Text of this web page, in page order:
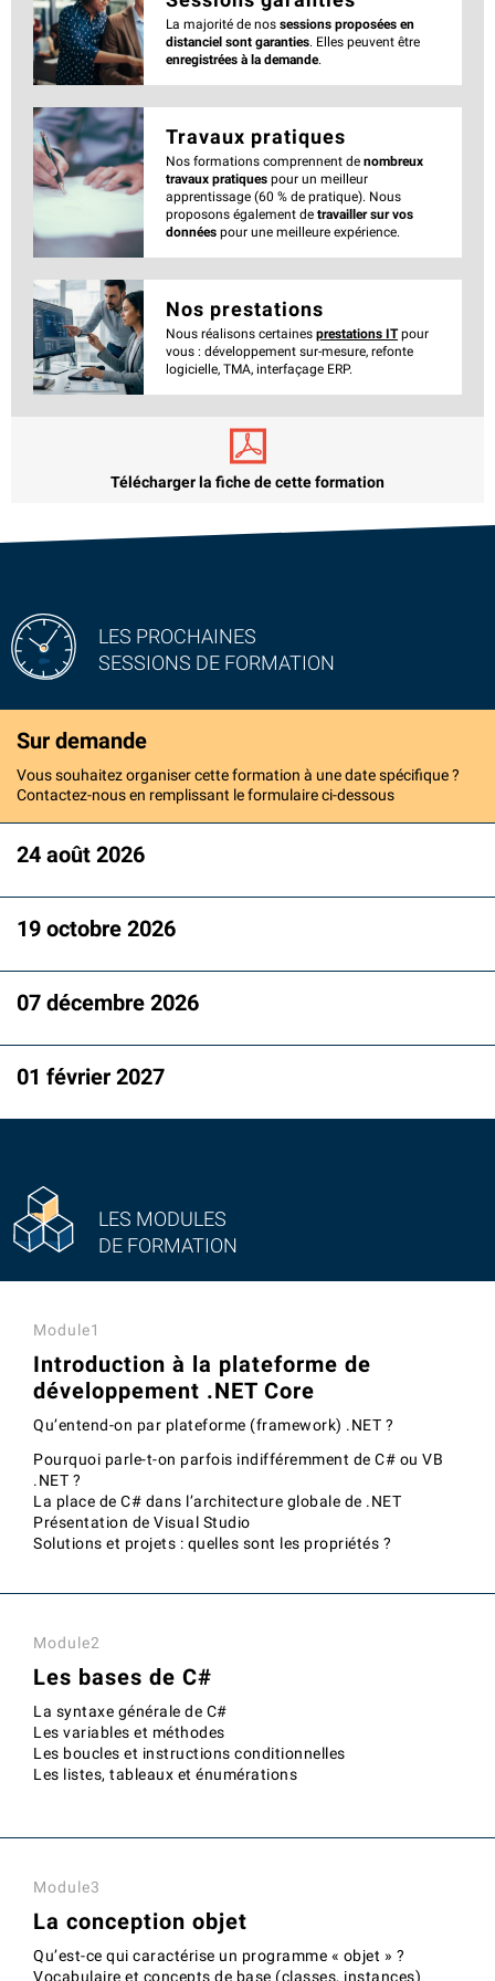
La majorité de nos sessions proposées en
distanciel sont garanties. Elles peuvent être
enregistrées à la demande.
Travaux pratiques
Nos formations comprennent de nombreux
travaux pratiques pour un meilleur
apprentissage (60 % de pratique). Nous
proposons également de travailler sur vos
données pour une meilleure expérience.
Nos prestations
Nous réalisons certaines prestations ITpour
vous : développement sur-mesure, refonte
logicielle, TMA, interfaçage ERP.
Télécharger la fiche de cette formation
LES MODULES
DE FORMATION
Module1
Introduction à la plateforme de
développement .NET Core
Qu’entend-on par plateforme (framework) .NET ?
Pourquoi parle-t-on parfois indifféremment de C# ou VB
.NET ?
La place de C# dans l’architecture globale de .NET
Présentation de Visual Studio
Solutions et projets : quelles sont les propriétés ?
Module2
Les bases de C#
La syntaxe générale de C#
Les variables et méthodes
Les boucles et instructions conditionnelles
Les listes, tableaux et énumérations
Module3
La conception objet
Qu’est-ce qui caractérise un programme « objet » ?
Vocabulaire et concepts de base (classes, instances)
LES PROCHAINES
SESSIONS DE FORMATION
Sur demande
Vous souhaitez organiser cette formation à une date spécifique ?
Contactez-nous en remplissant le formulaire ci-dessous
24 août 2026
19 octobre 2026
07 décembre 2026
01 février 2027